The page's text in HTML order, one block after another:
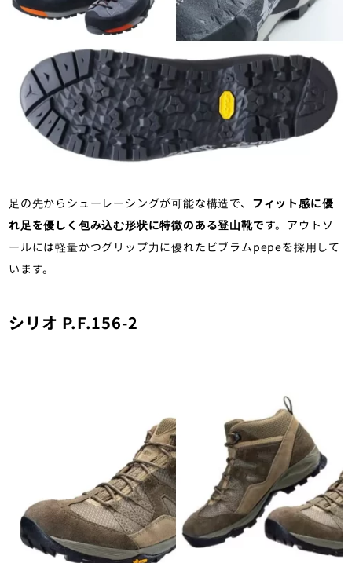
足の先からシューレーシングが可能な構造で、 フィット感に優
れ足を優しく包み込む形状に特徴のある登山靴です。アウトソ
ールには軽量かつグリップ力に優れたビブラムpepeを採用して
います。
シリオ P.F.156-2